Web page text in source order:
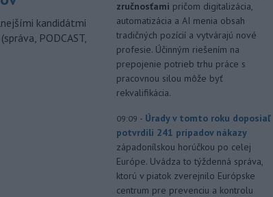
kandidátmi
PODCAST,
zručnosťami pričom digitalizácia,
automatizácia a AI menia obsah
tradičných pozícií a vytvárajú nové
profesie. Účinným riešením na
prepojenie potrieb trhu práce s
pracovnou silou môže byť
rekvalifikácia.
09:09 - Úrady v tomto roku doposiaľ
potvrdili 241 prípadov nákazy
západonílskou horúčkou po celej
Európe. Uvádza to týždenná správa,
ktorú v piatok zverejnilo Európske
centrum pre prevenciu a kontrolu